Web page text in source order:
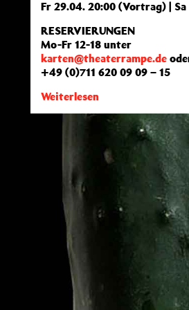
Fr 29.04. 20:00 (Vortrag) | Sa
RESERVIERUNGEN
Mo-Fr 12-18 unter
karten@theaterrampe.de
+49 (0)711 620 09 09 – 15
Weiterlesen